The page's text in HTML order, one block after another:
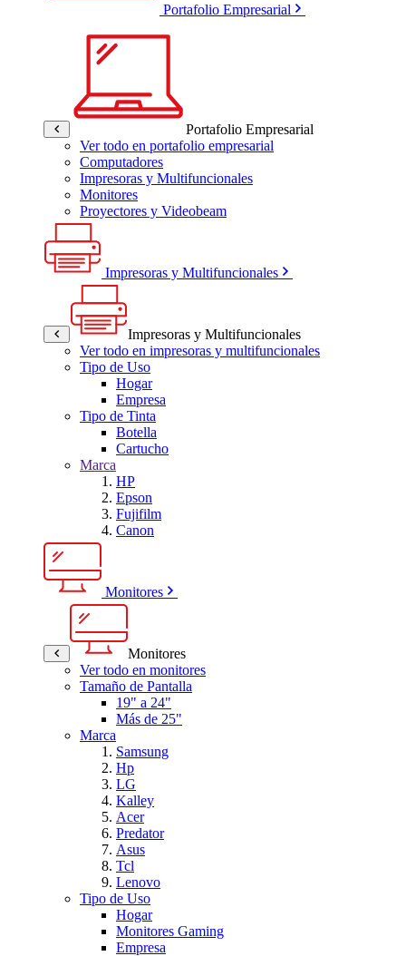
Portafolio Empresarial
Portafolio Empresarial
Ver todo en portafolio empresarial
Computadores
Impresoras y Multifuncionales
Monitores
Proyectores y Videobeam
Impresoras y Multifuncionales
Impresoras y Multifuncionales
Ver todo en impresoras y multifuncionales
Tipo de Uso
Hogar
Empresa
Tipo de Tinta
Botella
Cartucho
Marca
HP
Epson
Fujifilm
Canon
Monitores
Monitores
Ver todo en monitores
Tamaño de Pantalla
19" a 24"
Más de 25"
Marca
Samsung
Hp
LG
Kalley
Acer
Predator
Asus
Tcl
Lenovo
Tipo de Uso
Hogar
Monitores Gaming
Empresa